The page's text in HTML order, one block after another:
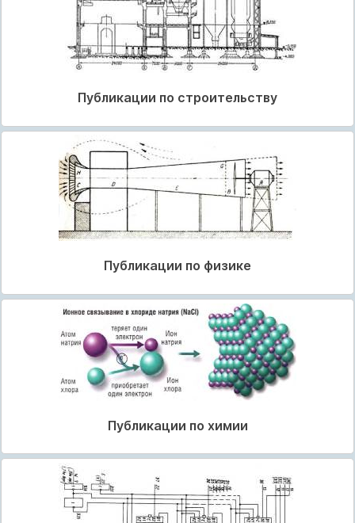
Публикации по строительству
Публикации по физике
Публикации по химии